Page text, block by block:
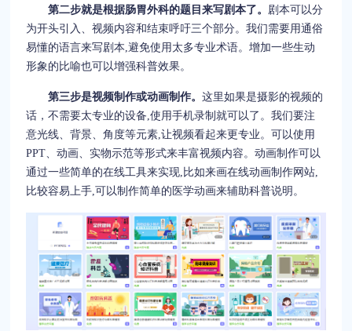
第二步就是根据肠胃外科的题目来写剧本了。 剧本可以分
为开头引入、视频内容和结束呼吁三个部分。我们需要用通俗
易懂的语言来写剧本,避免使用太多专业术语。增加一些生动
形象的比喻也可以增强科普效果。
第三步是视频制作或动画制作。这里如果是摄影的视频的
话，不需要太专业的设备,使用手机录制就可以了。我们要注
意光线、背景、角度等元素,让视频看起来更专业。可以使用
PPT、动画、实物示范等形式来丰富视频内容。动画制作可以
通过一些简单的在线工具来实现,比如来画在线动画制作网站,
比较容易上手,可以制作简单的医学动画来辅助科普说明。